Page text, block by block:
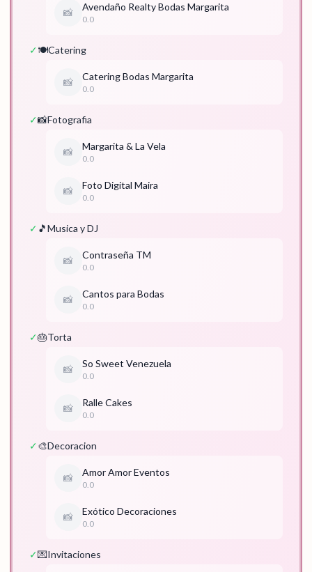
📸 Avendaño Realty Bodas Margarita
0.0
✓🍽️Catering
📸 Catering Bodas Margarita
0.0
✓📸Fotografia
📸 Margarita & La Vela
0.0
📸 Foto Digital Maira
0.0
✓ 🎵Musica y DJ
📸 Contraseña TM
0.0
📸 Cantos para Bodas
0.0
✓🎂Torta
📸 So Sweet Venezuela
0.0
📸 Ralle Cakes
0.0
✓🎨Decoracion
📸 Amor Amor Eventos
0.0
📸 Exótico Decoraciones
0.0
✓💌Invitaciones